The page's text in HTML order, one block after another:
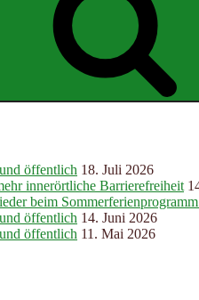
öffentlich 18. Juli 2026
innerörtliche Barrierefreiheit
beim
öffentlich 14. Juni 2026
öffentlich 11. Mai 2026